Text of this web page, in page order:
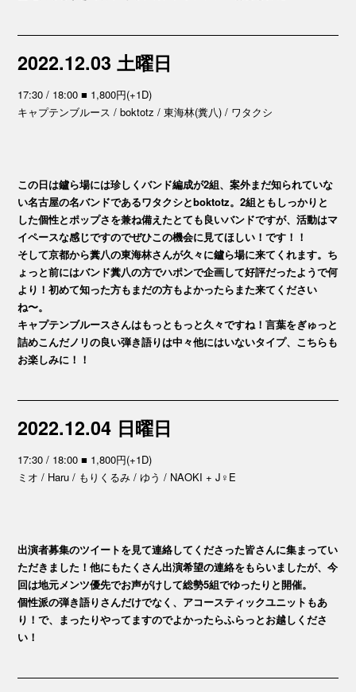
2022.12.03 土曜日
17:30 / 18:00 ■ 1,800円(+1D)
キャプテンブルース / boktotz / 東海林(糞八) / ワタクシ
この日は鑪ら場には珍しくバンド編成が2組、案外まだ知られていな
い名古屋の名バンドであるワタクシとboktotz。2組ともしっかりと
した個性とポップさを兼ね備えたとても良いバンドですが、活動はマ
イペースな感じですのでぜひこの機会に見てほしい！です！！
そして京都から糞八の東海林さんが久々に鑪ら場に来てくれます。ち
ょっと前にはバンド糞八の方でハポンで企画して好評だったようで何
より！初めて知った方もまだの方もよかったらまた来てください
ね〜。
キャプテンブルースさんはもっともっと久々ですね！言葉をぎゅっと
詰めこんだノリの良い弾き語りは中々他にはいないタイプ、こちらも
お楽しみに！！
2022.12.04 日曜日
17:30 / 18:00 ■ 1,800円(+1D)
ミオ / Haru / もりくるみ / ゆう / NAOKI + J♀E
出演者募集のツイートを見て連絡してくださった皆さんに集まってい
ただきました！他にもたくさん出演希望の連絡をもらいましたが、今
回は地元メンツ優先でお声がけして総勢5組でゆったりと開催。
個性派の弾き語りさんだけでなく、アコースティックユニットもあ
り！で、まったりやってますのでよかったらふらっとお越しくださ
い！